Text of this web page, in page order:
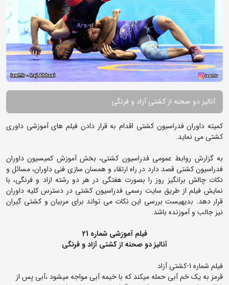
آنالیز دو صحنه از کشتی آزاد و فرنگی
کمیته داوران فدراسیون کشتی اقدام به قرار دادن فیلم های آموزشی داوری
کشتی می نماید.
به گزارش روابط عمومی فدراسیون کشتی، بخش آموزش کمیسیون داوران
فدراسیون کشتی قصد دارد در راه ارتقاء و همسان سازی فنی داوران، مسائل و
نکات چالش برانگیز روز را بصورت هفتگی در هر دو رشته ازاد و فرنگی، با
نمایش فیلم از طریق سایت رسمی فدراسیون کشتی در دسترس کلیه داوران
قرار دهد. بدیهیست بررسی این نکات می تواند برای مربیان و کشتی گیران
نیز جالب و آموزنده باشد.
فیلم آموزشی شماره 21
آنالیز دو صحنه از کشتی آزاد و فرنگی
فیلم شماره 1-کشتی آزاد
قرمز به یک خم آبی حمله میکند که با خیمه آبی مواجه میشود ،آبی پس از